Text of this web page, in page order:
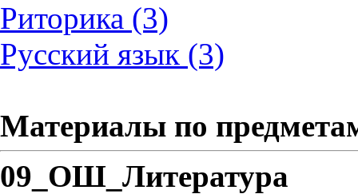
Риторика (3)
Русский язык (3)
Материалы по
09_ОШ_Литература